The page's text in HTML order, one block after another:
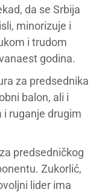
da se Srbija
minorizuje i
i trudom
godina.
za predsednika
balon, ali i
ruganje drugim
predsedničkog
Zukorlić,
lider ima